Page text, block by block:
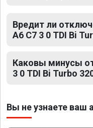
Вредит ли
A6 C7 3 0 TDI Bi
Каковы минусы
3 0 TDI Bi Turbo
Вы не узнаете ваш